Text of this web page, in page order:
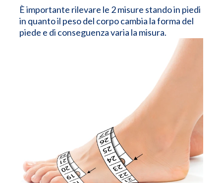
È importante rilevare le 2 misure stando in piedi
in quanto il peso del corpo cambia la forma del
piede e di conseguenza varia la misura.